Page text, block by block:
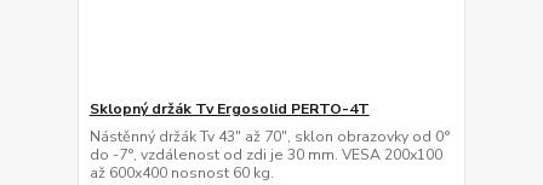
Sklopný držák Tv Ergosolid PERTO-4T
Nástěnný držák Tv 43" až 70", sklon obrazovky od 0°
do -7°, vzdálenost od zdi je 30 mm. VESA 200x100
až 600x400 nosnost 60 kg.